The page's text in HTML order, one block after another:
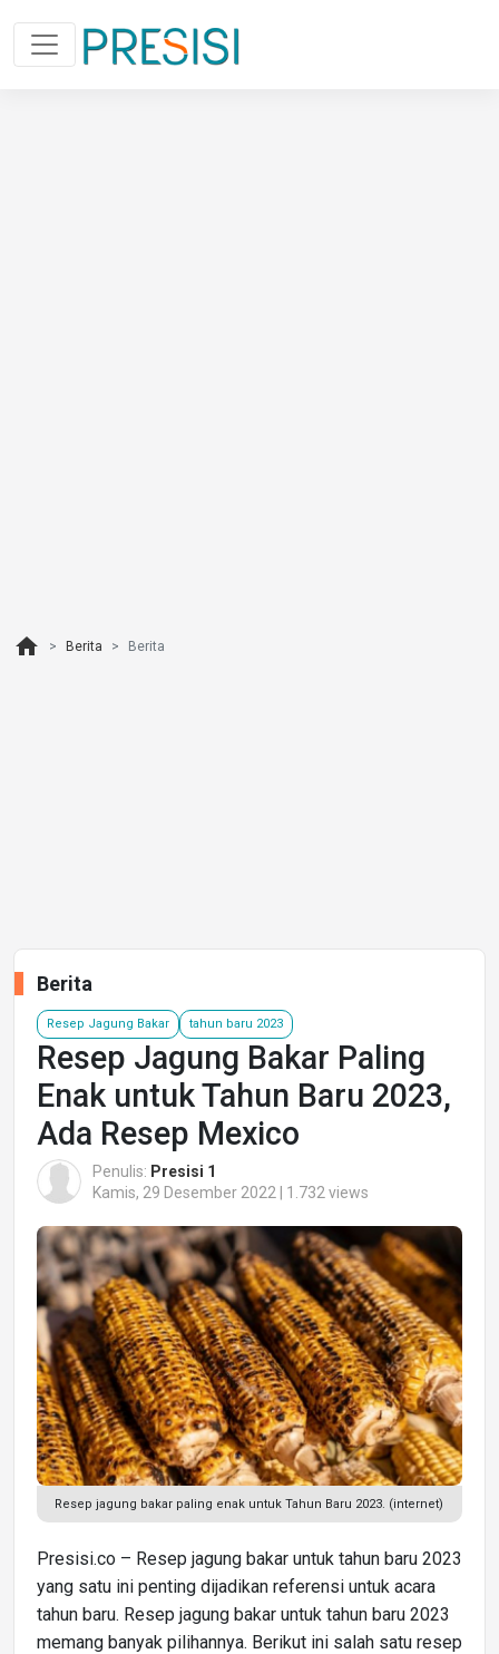
home Berita Berita
Berita
Resep Jagung Bakar tahun baru 2023
Resep Jagung Bakar Paling
Enak untuk Tahun Baru 2023,
Ada Resep Mexico
Penulis: Presisi 1
Kamis, 29 Desember 2022 | 1.732 views
Resep jagung bakar paling enak untuk Tahun Baru 2023. (internet)
Presisi.co – Resep jagung bakar untuk tahun baru 2023
yang satu ini penting dijadikan referensi untuk acara
tahun baru. Resep jagung bakar untuk tahun baru 2023
memang banyak pilihannya. Berikut ini salah satu resep